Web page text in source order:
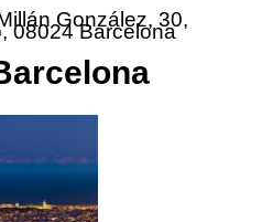
González, 30,
08024 Barcelona